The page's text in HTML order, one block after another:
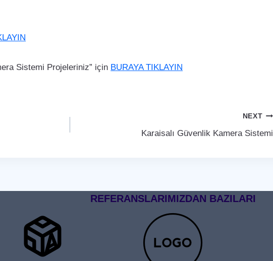
Sistemi Projeleriniz” için BURAYA TIKLAYIN
NEXT
Karaisalı Güvenlik Kamera Sistemi
REFERANSLARIMIZDAN BAZILARI